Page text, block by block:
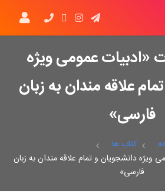
«ادبیات عمومی ویژه
علاقه مندان به زبان
فارسی»
کتاب ها
ویژه دانشجویان و تمام علاقه مندان به زبان
فارسی»